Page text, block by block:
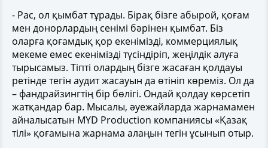
- Рас, ол қымбат тұрады. Бірақ бізге абырой, қоғам
мен донорлардың сенімі бәрінен қымбат. Біз
оларға қоғамдық қор екенімізді, коммерциялық
мекеме емес екенімізді түсіндіріп, жеңілдік алуға
тырысамыз. Тіпті олардың бізге жасаған қолдауы
ретінде тегін аудит жасауын да өтініп көреміз. Ол да
– фандрайзингтің бір бөлігі. Ондай қолдау көрсетіп
жатқандар бар. Мысалы, әуежайларда жарнамамен
айналысатын MYD Production компаниясы «Қазақ
тілі» қоғамына жарнама алаңын тегін ұсынып отыр.